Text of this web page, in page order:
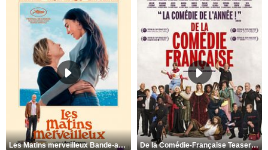
Les Matins merveilleux Bande-annonce VF De la Comédie-Française Teaser VF